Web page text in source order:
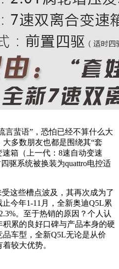
言蜚语”， 恐怕已经不算什么大
多数朋友也都是围绕其“套
箱（上一代： 8速自动变速
四驱系统被换装为quattro电控适
受这些槽点波及，其再次成为了
止今年1-11月，全新奥迪Q5L累
。至于热销的原因？个人认
累的良好口碑与产品本身的硬
车型，全新Q5L无论是从价
较大优势。